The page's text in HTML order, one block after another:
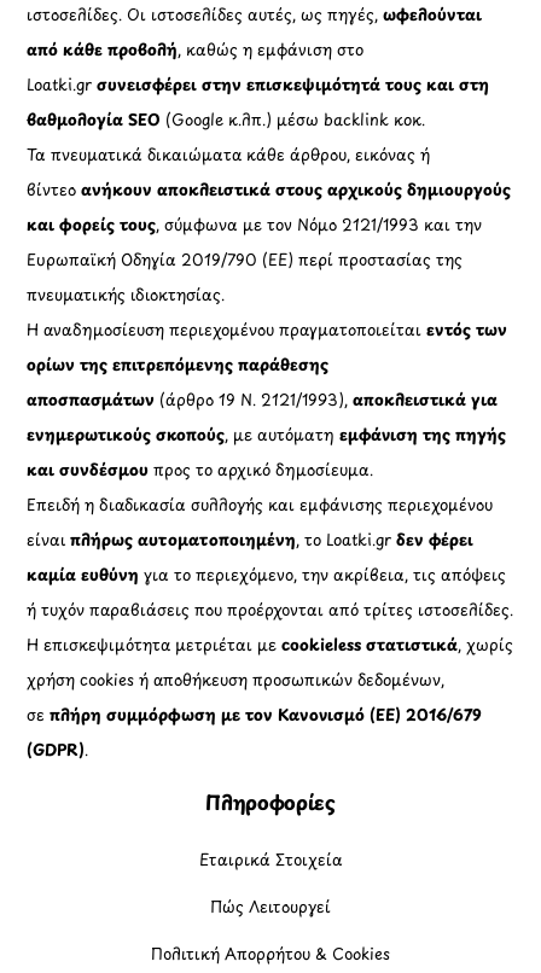
ιστοσελίδες. Οι ιστοσελίδες αυτές, ως πηγές,ωφελούνται
από κάθε προβολή, καθώς η εμφάνιση στο
Loatki.gr συνεισφέρει στην επισκεψιμότητά τους και στη
βαθμολογία SEO (Google κ.λπ.) μέσω backlink κοκ.
Τα πνευματικά δικαιώματα κάθε άρθρου, εικόνας ή
βίντεοανήκουν αποκλειστικά στους αρχικούς δημιουργούς
και φορείς τους, σύμφωνα με τον Νόμο 2121/1993 και την
Ευρωπαϊκή Οδηγία 2019/790 (ΕΕ) περί προστασίας της
πνευματικής ιδιοκτησίας.
Η αναδημοσίευση περιεχομένου πραγματοποιείταιεντός των
ορίων της επιτρεπόμενης παράθεσης
αποσπασμάτων (άρθρο 19 Ν. 2121/1993), αποκλειστικά για
ενημερωτικούς σκοπούς, με αυτόματηεμφάνιση της πηγής
και συνδέσμου προς το αρχικό δημοσίευμα.
Επειδή η διαδικασία συλλογής και εμφάνισης περιεχομένου
είναιπλήρως αυτοματοποιημένη, το Loatki.grδεν φέρει
καμία ευθύνη για το περιεχόμενο, την ακρίβεια, τις απόψεις
ή τυχόν παραβιάσεις που προέρχονται από τρίτες ιστοσελίδες.
Η επισκεψιμότητα μετριέται μεcookieless στατιστικά, χωρίς
χρήση cookies ή αποθήκευση προσωπικών δεδομένων,
σεπλήρη συμμόρφωση με τον Κανονισμό (ΕΕ) 2016/679
(GDPR).
Πληροφορίες
Εταιρικά Στοιχεία
Πώς Λειτουργεί
Πολιτική Απορρήτου & Cookies